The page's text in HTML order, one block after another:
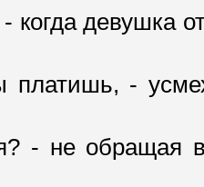
девушка
-
не обращая